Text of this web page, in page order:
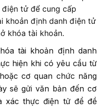
tử để cung cấp
khoản định danh điện tử
khóa tài khoản.
tài khoản định danh
hiện khi có yêu cầu từ
cơ quan chức năng
sẽ gửi văn bản đến cơ
xác thực điện tử để đề